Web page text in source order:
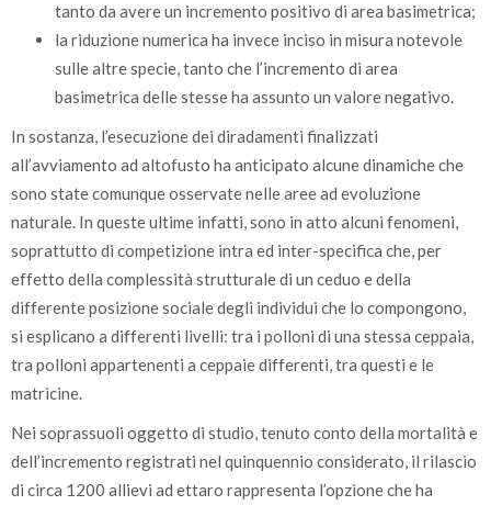
tanto da avere un incremento positivo di area basimetrica;
la riduzione numerica ha invece inciso in misura notevole
sulle altre specie, tanto che l’incremento di area
basimetrica delle stesse ha assunto un valore negativo.
In sostanza, l’esecuzione dei diradamenti finalizzati
all’avviamento ad altofusto ha anticipato alcune dinamiche che
sono state comunque osservate nelle aree ad evoluzione
naturale. In queste ultime infatti, sono in atto alcuni fenomeni,
soprattutto di competizione intra ed inter-specifica che, per
effetto della complessità strutturale di un ceduo e della
differente posizione sociale degli individui che lo compongono,
si esplicano a differenti livelli: tra i polloni di una stessa ceppaia,
tra polloni appartenenti a ceppaie differenti, tra questi e le
matricine.
Nei soprassuoli oggetto di studio, tenuto conto della mortalità e
dell’incremento registrati nel quinquennio considerato, il rilascio
di circa 1200 allievi ad ettaro rappresenta l’opzione che ha